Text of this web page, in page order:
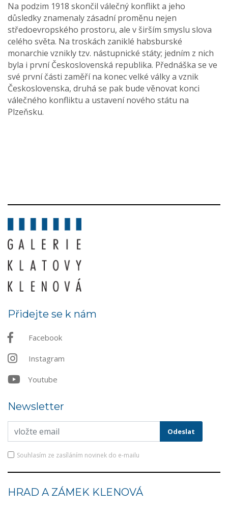
Na podzim 1918 skončil válečný konflikt a jeho
důsledky znamenaly zásadní proměnu nejen
středoevropského prostoru, ale v širším smyslu slova
celého světa. Na troskách zaniklé habsburské
monarchie vznikly tzv. nástupnické státy; jedním z nich
byla i první Československá republika. Přednáška se ve
své první části zaměří na konec velké války a vznik
Československa, druhá se pak bude věnovat konci
válečného konfliktu a ustavení nového státu na
Plzeňsku.
Přidejte se k nám
Facebook
Instagram
Youtube
Newsletter
Souhlasím ze zasíláním novinek do e-mailu
HRAD A ZÁMEK KLENOVÁ